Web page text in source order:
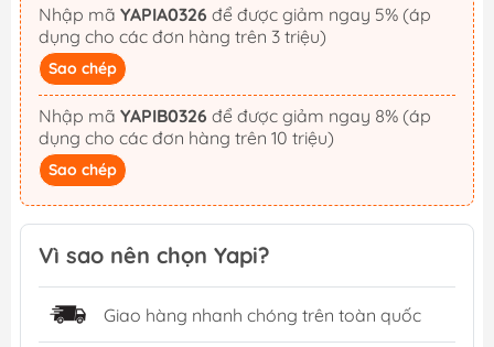
Nhập mã YAPIA0326
dụng cho các đơn hàng trên 3 triệu)
Sao chép
Nhập mã YAPIB0326
dụng cho các đơn hàng trên 10 triệu)
Sao chép
Vì sao nên chọn Yapi?
Giao hàng nhanh chóng trên toàn quốc